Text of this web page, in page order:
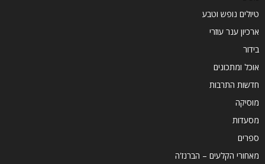
טיולים נופש וטבע
ארכיון ענר עוזרי
בידור
אוכל ומתכונים
חדשות התרבות
מוסיקה
מסעדות
ספרים
מאחורי הקלעים – הברנז'ה